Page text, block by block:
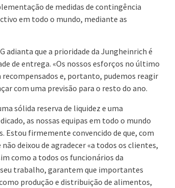
de medidas de contingência
em todo o mundo, mediante as
adianta que a prioridade da Jungheinrich é
de entrega. «Os nossos esforços no último
e, portanto, pudemos reagir
com uma previsão para o resto do ano.
sólida reserva de liquidez e uma
as nossas equipas em todo o mundo
Estou firmemente convencido de que, com
deixou de agradecer «a todos os clientes,
como a todos os funcionários da
trabalho, garantem que importantes
produção e distribuição de alimentos,